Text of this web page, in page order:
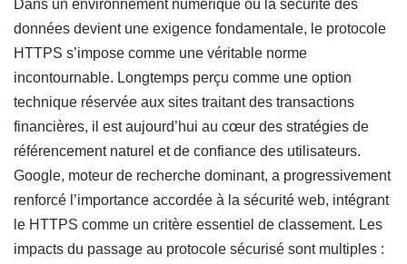
Dans un environnement numérique où la sécurité des
données devient une exigence fondamentale, le protocole
HTTPS s’impose comme une véritable norme
incontournable. Longtemps perçu comme une option
technique réservée aux sites traitant des transactions
financières, il est aujourd’hui au cœur des stratégies de
référencement naturel et de confiance des utilisateurs.
Google, moteur de recherche dominant, a progressivement
renforcé l’importance accordée à la sécurité web, intégrant
le HTTPS comme un critère essentiel de classement. Les
impacts du passage au protocole sécurisé sont multiples :